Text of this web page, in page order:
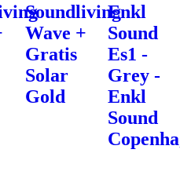
Soundliving
Wave +
Gratis
Solar
Gold
Enkl
Sound
Es1 -
Grey -
Enkl
Sound